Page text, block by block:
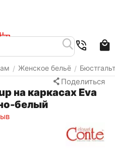
/ Женское бельё /
Поделиться
на каркасах Eva
белый